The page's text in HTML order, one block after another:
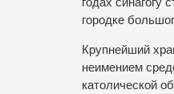
годах синагогу
городке
Крупнейший
неимением
католической